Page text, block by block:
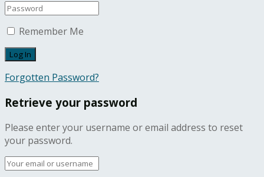
Remember Me
Forgotten Password?
Retrieve your password
Please enter your username or email address to reset
your password.